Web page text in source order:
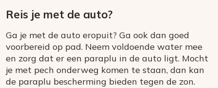
Reis je met de auto?
Ga je met de auto eropuit? Ga ook dan goed
voorbereid op pad. Neem voldoende water mee
en zorg dat er een paraplu in de auto ligt. Mocht
je met pech onderweg komen te staan, dan kan
de paraplu bescherming bieden tegen de zon.